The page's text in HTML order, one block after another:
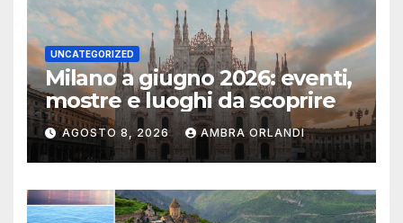
UNCATEGORIZED
Milano a giugno 2026: eventi,
mostre e luoghi da scoprire
AGOSTO 8, 2026 AMBRA ORLANDI